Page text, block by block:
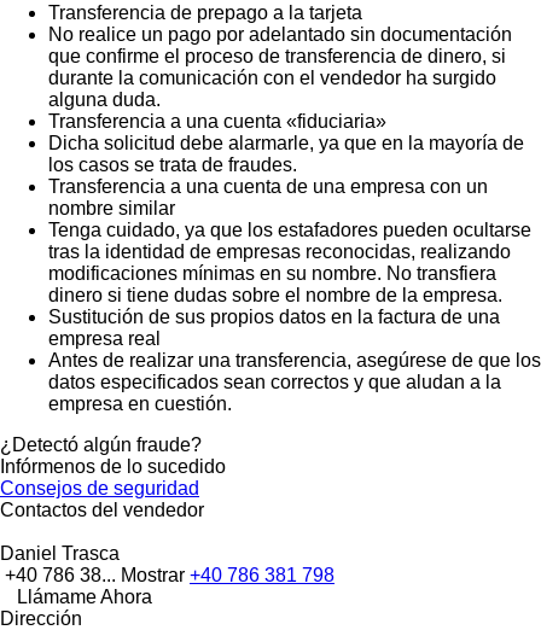
Transferencia de prepago a la tarjeta
No realice un pago por adelantado sin documentación
que confirme el proceso de transferencia de dinero, si
durante la comunicación con el vendedor ha surgido
alguna duda.
Transferencia a una cuenta «fiduciaria»
Dicha solicitud debe alarmarle, ya que en la mayoría de
los casos se trata de fraudes.
Transferencia a una cuenta de una empresa con un
nombre similar
Tenga cuidado, ya que los estafadores pueden ocultarse
tras la identidad de empresas reconocidas, realizando
modificaciones mínimas en su nombre. No transfiera
dinero si tiene dudas sobre el nombre de la empresa.
Sustitución de sus propios datos en la factura de una
empresa real
Antes de realizar una transferencia, asegúrese de que los
datos especificados sean correctos y que aludan a la
empresa en cuestión.
¿Detectó algún fraude?
Infórmenos de lo sucedido
Consejos de seguridad
Contactos del vendedor
Daniel Trasca
+40 786 38... Mostrar +40 786 381 798
Llámame Ahora
Dirección